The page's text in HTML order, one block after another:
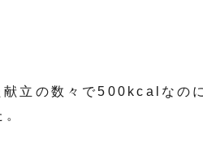
立の数々で500kcalなの